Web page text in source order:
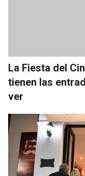
La Fiesta del
tienen las
ver